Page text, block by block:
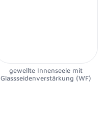
gewellte Innenseele mit
Glassseidenverstärkung (WF)